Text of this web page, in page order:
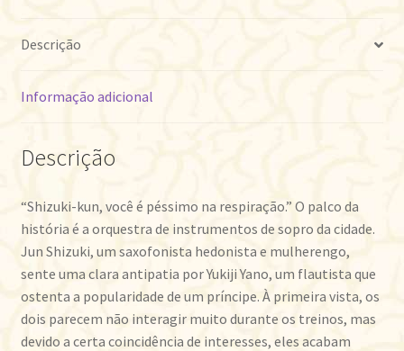
Descrição
Informação adicional
Descrição
“Shizuki-kun, você é péssimo na respiração.” O palco da
história é a orquestra de instrumentos de sopro da cidade.
Jun Shizuki, um saxofonista hedonista e mulherengo,
sente uma clara antipatia por Yukiji Yano, um flautista que
ostenta a popularidade de um príncipe. À primeira vista, os
dois parecem não interagir muito durante os treinos, mas
devido a certa coincidência de interesses, eles acabam